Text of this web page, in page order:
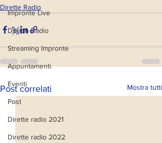
Impronte Live
Dirette Radio
Streaming Impronte
Appuntamenti
Eventi
Post
Dirette radio 2021
Dirette radio 2022
Dirette Radio
Post correlati Mostra tutti